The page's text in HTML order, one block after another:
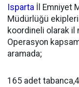
Isparta İl Emniyet
Müdürlüğü
koordineli olarak
Operasyon
aramada;
165 adet